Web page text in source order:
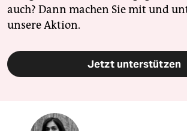
auch? Dann machen Sie mit und
unsere Aktion.
Jetzt unterstützen